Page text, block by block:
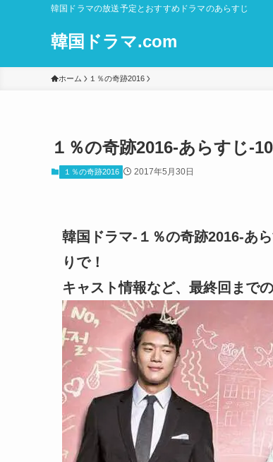
韓国ドラマの放送予定とおすすめドラマのあらすじ
韓国ドラマ.com
ホーム １％の奇跡2016
１％の奇跡2016-あらすじ-
１％の奇跡2016 2017年5月30日
韓国ドラマ-１％の奇跡2016-あ
りで！
キャスト情報など、最終回まで